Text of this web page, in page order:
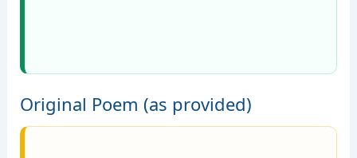
Original Poem (as provided)